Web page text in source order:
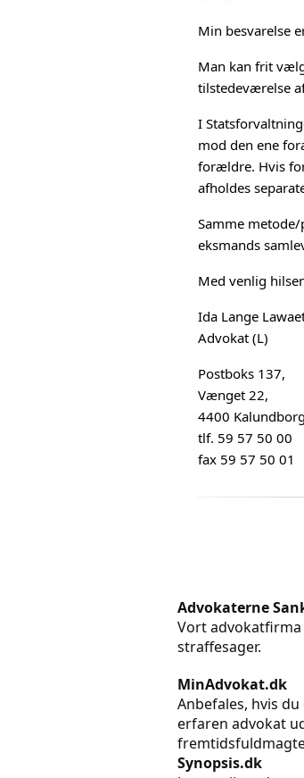
Min besvarelse
Man kan frit
tilstedeværelse af
I
mod den ene
forældre. Hvis
afholdes
Samme
eksmands
Med venlig
Ida Lange
Advokat (L)
Postboks 137,
Vænget 22,
4400 Kalundborg
tlf. 59 57 50 00
fax 59 57 50 01
Advokaterne
Vort advokatfirma
straffesager.
MinAdvokat.dk
Anbefales, hvis
erfaren advokat
Synopsis.dk